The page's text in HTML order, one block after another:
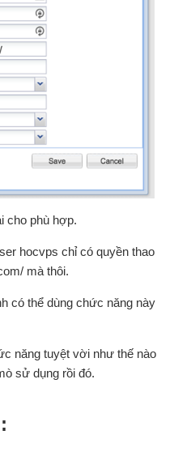
cho phù hợp.
hocvps chỉ có quyền thao
mà thôi.
có thể dùng chức năng này
năng tuyệt vời như thế nào
sử dụng rồi đó.